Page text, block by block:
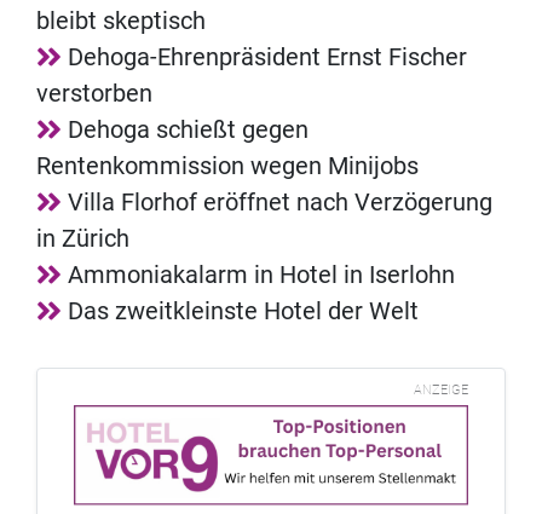
bleibt skeptisch
Dehoga-Ehrenpräsident Ernst Fischer
verstorben
Dehoga schießt gegen
Rentenkommission wegen Minijobs
Villa Florhof eröffnet nach Verzögerung
in Zürich
Ammoniakalarm in Hotel in Iserlohn
Das zweitkleinste Hotel der Welt
ANZEIGE